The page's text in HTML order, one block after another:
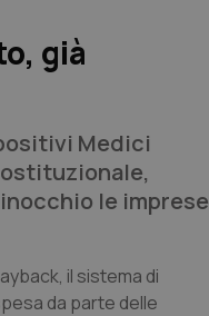
già
Medici
le imprese
il sistema di
da parte delle